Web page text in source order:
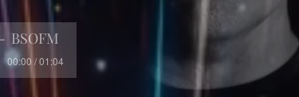
BSOFM
00:00 / 01:04